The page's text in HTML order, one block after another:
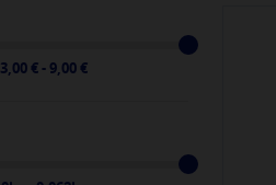
3,00 € - 9,00 €